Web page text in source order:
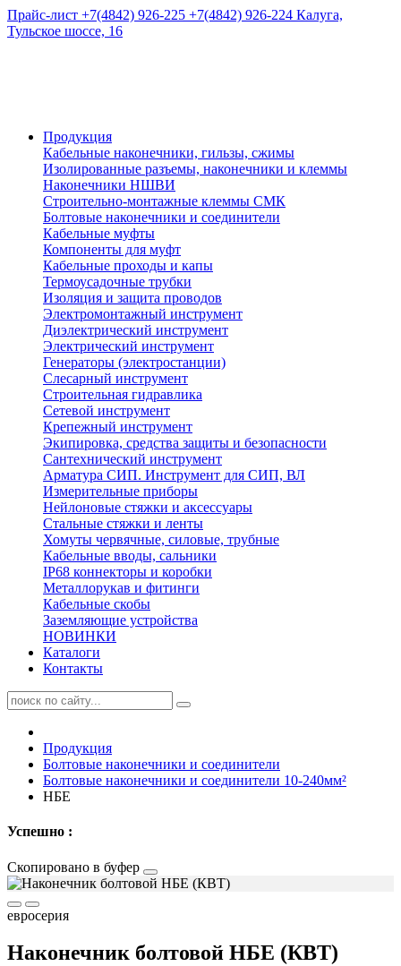
Прайс-лист +7(4842) 926-225 +7(4842) 926-224 Калуга,
Тульское шоссе, 16
Продукция
Кабельные наконечники, гильзы, сжимы
Изолированные разъемы, наконечники и клеммы
Наконечники НШВИ
Строительно-монтажные клеммы СМК
Болтовые наконечники и соединители
Кабельные муфты
Компоненты для муфт
Кабельные проходы и капы
Термоусадочные трубки
Изоляция и защита проводов
Электромонтажный инструмент
Диэлектрический инструмент
Электрический инструмент
Генераторы (электростанции)
Слесарный инструмент
Строительная гидравлика
Сетевой инструмент
Крепежный инструмент
Экипировка, средства защиты и безопасности
Сантехнический инструмент
Арматура СИП. Инструмент для СИП, ВЛ
Измерительные приборы
Нейлоновые стяжки и аксессуары
Стальные стяжки и ленты
Хомуты червячные, силовые, трубные
Кабельные вводы, сальники
IP68 коннекторы и коробки
Металлорукав и фитинги
Кабельные скобы
Заземляющие устройства
НОВИНКИ
Каталоги
Контакты
Продукция
Болтовые наконечники и соединители
Болтовые наконечники и соединители 10-240мм²
НБЕ
Успешно :
Скопировано в буфер
евросерия
Наконечник болтовой НБЕ (КВТ)